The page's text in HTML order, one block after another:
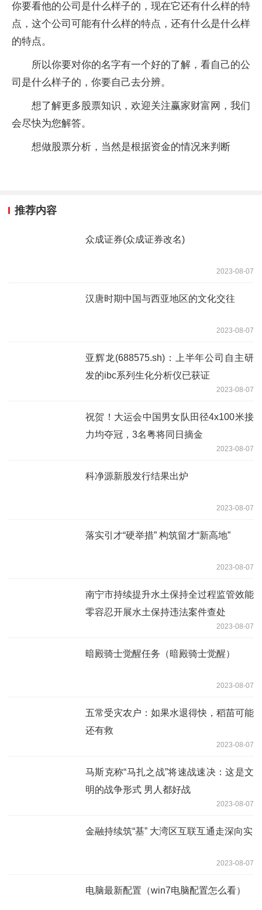
你要看他的公司是什么样子的，现在它还有什么样的特
点，这个公司可能有什么样的特点，还有什么是什么样
的特点。
所以你要对你的名字有一个好的了解，看自己的公
司是什么样子的，你要自己去分辨。
想了解更多股票知识，欢迎关注赢家财富网，我们
会尽快为您解答。
想做股票分析，当然是根据资金的情况来判断
推荐内容
众成证券(众成证券改名)
2023-08-07
汉唐时期中国与西亚地区的文化交往
2023-08-07
亚辉龙(688575.sh)：上半年公司自主研
发的ibc系列生化分析仪已获证
2023-08-07
祝贺！大运会中国男女队田径4x100米接
力均夺冠，3名粤将同日摘金
2023-08-07
科净源新股发行结果出炉
2023-08-07
落实引才“硬举措” 构筑留才“新高地”
2023-08-07
南宁市持续提升水土保持全过程监管效能
零容忍开展水土保持违法案件查处
2023-08-07
暗殿骑士觉醒任务（暗殿骑士觉醒）
2023-08-07
五常受灾农户：如果水退得快，稻苗可能
还有救
2023-08-07
马斯克称“马扎之战”将速战速决：这是文
明的战争形式 男人都好战
2023-08-07
金融持续筑“基” 大湾区互联互通走深向实
2023-08-07
电脑最新配置（win7电脑配置怎么看）